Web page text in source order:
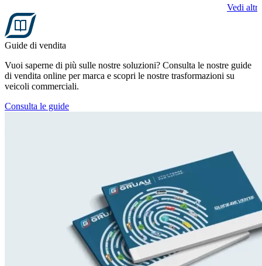
Vedi altro
Guide di vendita
Vuoi saperne di più sulle nostre soluzioni? Consulta le nostre guide
di vendita online per marca e scopri le nostre trasformazioni su
veicoli commerciali.
Consulta le guide